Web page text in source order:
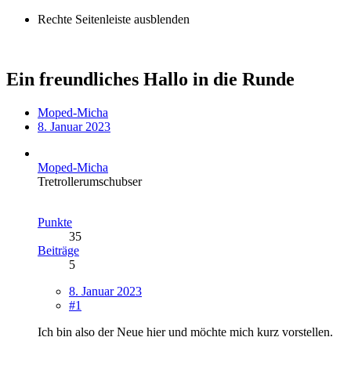
Rechte Seitenleiste ausblenden
Ein freundliches Hallo in die Runde
Moped-Micha
8. Januar 2023
Moped-Micha
Tretrollerumschubser
Punkte
35
Beiträge
5
8. Januar 2023
#1
Ich bin also der Neue hier und möchte mich kurz vorstellen.